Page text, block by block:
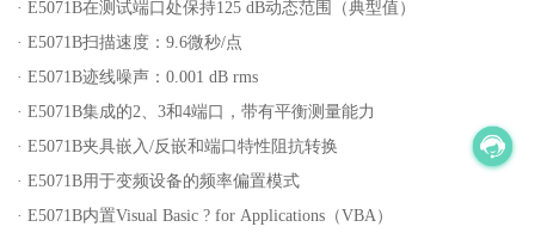
· E5071B在测试端口处保持125 dB动态范围（典型值）
· E5071B扫描速度：9.6微秒/点
· E5071B迹线噪声：0.001 dB rms
· E5071B集成的2、3和4端口，带有平衡测量能力
· E5071B夹具嵌入/反嵌和端口特性阻抗转换
· E5071B用于变频设备的频率偏置模式
· E5071B内置Visual Basic ? for Applications（VBA）